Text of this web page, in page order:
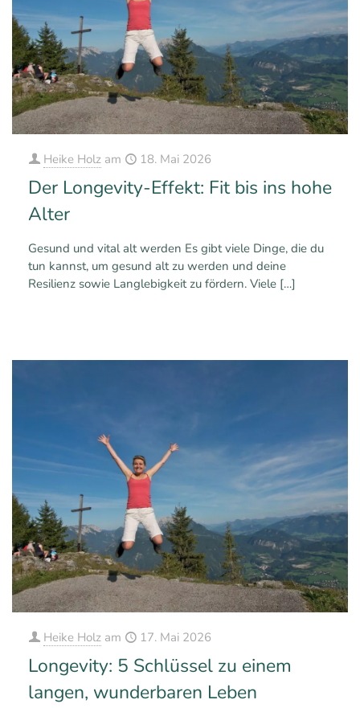
Heike Holz am 18. Mai 2026
Der Longevity-Effekt: Fit bis ins hohe
Alter
Gesund und vital alt werden Es gibt viele Dinge, die du
tun kannst, um gesund alt zu werden und deine
Resilienz sowie Langlebigkeit zu fördern. Viele […]
Heike Holz am 17. Mai 2026
Longevity: 5 Schlüssel zu einem
langen, wunderbaren Leben